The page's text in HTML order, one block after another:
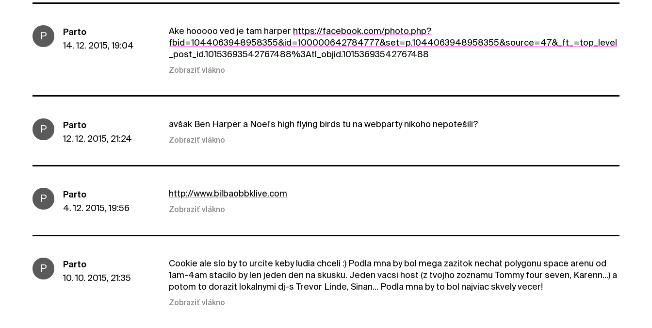
P
Parto
14. 12. 2015, 19:04
Ake hooooo ved je tam harper https://facebook.com/photo.php?
fbid=1044063948958355&id=100000642784777&set=p.1044063948958355&source=47&_ft_=top_level
_post_id.10153693542767488%3Atl_objid.10153693542767488
Zobraziť vlákno
P
Parto
12. 12. 2015, 21:24
avšak Ben Harper a Noel's high flying birds tu na webparty nikoho nepotešili?
Zobraziť vlákno
P
Parto
4. 12. 2015, 19:56
http://www.bilbaobbklive.com
Zobraziť vlákno
P
Parto
10. 10. 2015, 21:35
Cookie ale slo by to urcite keby ludia chceli :) Podla mna by bol mega zazitok nechat polygonu space arenu od
1am-4am stacilo by len jeden den na skusku. Jeden vacsi host (z tvojho zoznamu Tommy four seven, Karenn...) a
potom to dorazit lokalnymi dj-s Trevor Linde, Sinan... Podla mna by to bol najviac skvely vecer!
Zobraziť vlákno